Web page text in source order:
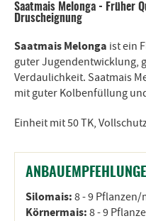
Saatmais Melonga - Früher
Druscheignung
Saatmais Melonga ist ein
guter Jugendentwicklung,
Verdaulichkeit. Saatmais
mit guter Kolbenfüllung
Einheit mit 50 TK,
Silomais: 8 - 9 Pflanzen/
Körnermais: 8 - 9